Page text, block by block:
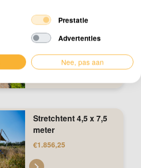
Stretchtent 4,5 x 10
meter
€2.475,00
Stretchtent 4,5 x 7,5
meter
€1.856,25
Prestatie
Advertenties
Nee, pas aan